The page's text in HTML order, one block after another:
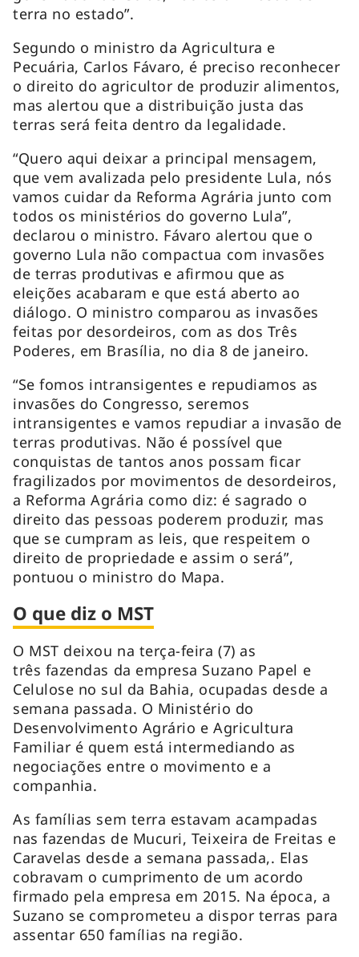
terra no estado”.
Segundo o ministro da Agricultura e
Pecuária, Carlos Fávaro, é preciso reconhecer
o direito do agricultor de produzir alimentos,
mas alertou que a distribuição justa das
terras será feita dentro da legalidade.
“Quero aqui deixar a principal mensagem,
que vem avalizada pelo presidente Lula, nós
vamos cuidar da Reforma Agrária junto com
todos os ministérios do governo Lula”,
declarou o ministro. Fávaro alertou que o
governo Lula não compactua com invasões
de terras produtivas e afirmou que as
eleições acabaram e que está aberto ao
diálogo. O ministro comparou as invasões
feitas por desordeiros, com as dos Três
Poderes, em Brasília, no dia 8 de janeiro.
“Se fomos intransigentes e repudiamos as
invasões do Congresso, seremos
intransigentes e vamos repudiar a invasão de
terras produtivas. Não é possível que
conquistas de tantos anos possam ficar
fragilizados por movimentos de desordeiros,
a Reforma Agrária como diz: é sagrado o
direito das pessoas poderem produzir, mas
que se cumpram as leis, que respeitem o
direito de propriedade e assim o será”,
pontuou o ministro do Mapa.
O que diz o MST
O MST deixou na terça-feira (7) as
três fazendas da empresa Suzano Papel e
Celulose no sul da Bahia, ocupadas desde a
semana passada. O Ministério do
Desenvolvimento Agrário e Agricultura
Familiar é quem está intermediando as
negociações entre o movimento e a
companhia.
As famílias sem terra estavam acampadas
nas fazendas de Mucuri, Teixeira de Freitas e
Caravelas desde a semana passada,. Elas
cobravam o cumprimento de um acordo
firmado pela empresa em 2015. Na época, a
Suzano se comprometeu a dispor terras para
assentar 650 famílias na região.